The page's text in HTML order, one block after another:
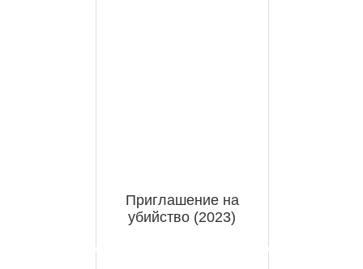
Приглашение на
убийство (2023)